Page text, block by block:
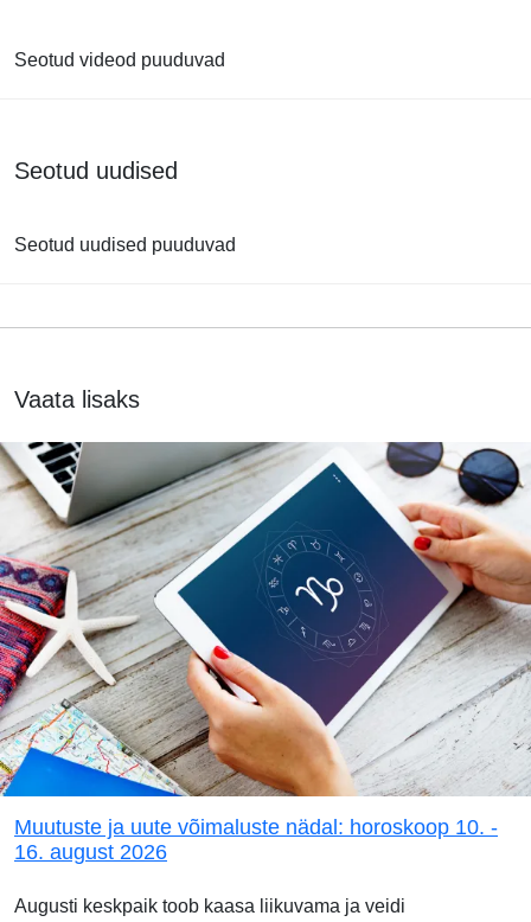
Seotud videod puuduvad
Seotud uudised
Seotud uudised puuduvad
Vaata lisaks
Muutuste ja uute võimaluste nädal: horoskoop 10. -
16. august 2026
Augusti keskpaik toob kaasa liikuvama ja veidi